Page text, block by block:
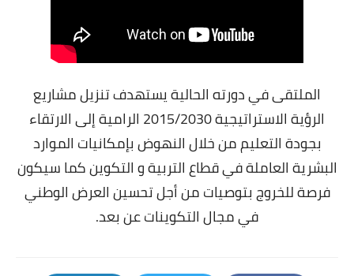
الملتقى في دورته الحالية يستهدف تنزيل مشاريع
الرؤية الاستراتيجية 2015/2030 الرامية إلى الارتقاء
بجودة التعليم من خلال النهوض بإمكانيات الموارد
البشرية العاملة في قطاع التربية و التكوين كما سيكون
فرصة للخروج بتوصيات من أجل تحسين العرض الوطني
في مجال التكوينات عن بعد.